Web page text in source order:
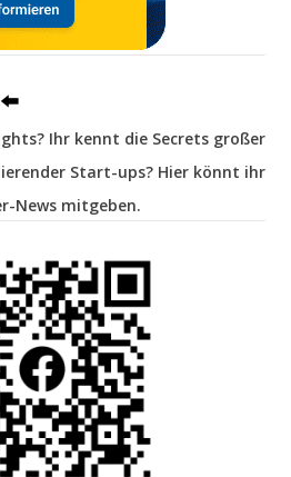
Ihr kennt die Secrets großer
Start-ups? Hier könnt ihr
News mitgeben.